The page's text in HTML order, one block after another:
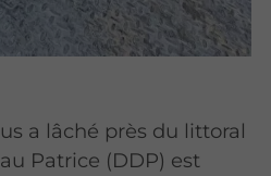
a lâché près du littoral
Patrice (DDP) est